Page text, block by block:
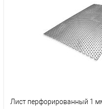
Купить в 1 клик
В избранное
Лист перфорированный 1